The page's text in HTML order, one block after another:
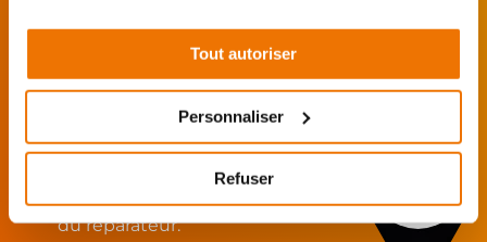
Tout autoriser
Personnaliser
Refuser
présente au garage.
J’effectue ma
directement auprès
du réparateur.